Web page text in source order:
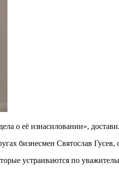
о её изнасиловании»,
бизнесмен Святослав
устраиваются по